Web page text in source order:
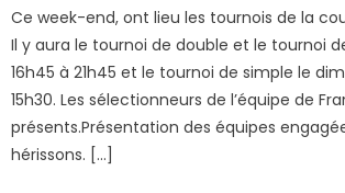
Ce week-end, ont lieu les tournois de la
Il y aura le tournoi de double et le tournoi
16h45 à 21h45 et le tournoi de simple le
15h30. Les sélectionneurs de l’équipe de
présents.Présentation des équipes
hérissons. […]